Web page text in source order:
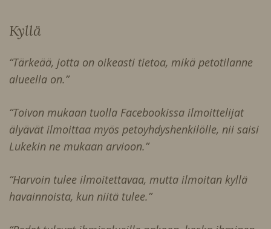
Kyllä
“Tärkeää, jotta on oikeasti tietoa, mikä petotilanne
alueella on.”
“Toivon mukaan tuolla Facebookissa ilmoittelijat
älyävät ilmoittaa myös petoyhdyshenkilölle, nii saisi
Lukekin ne mukaan arvioon.”
“Harvoin tulee ilmoitettavaa, mutta ilmoitan kyllä
havainnoista, kun niitä tulee.”